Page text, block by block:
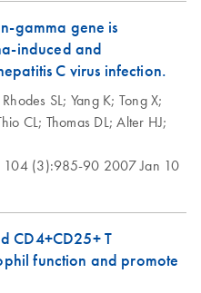
gamma gene is
induced and
C virus infection.
Rhodes SL; Yang K; Tong X;
CL; Thomas DL;Alter HJ;
104 (3):985-90 2007 Jan 10
CD4+CD25+ T
function and promote